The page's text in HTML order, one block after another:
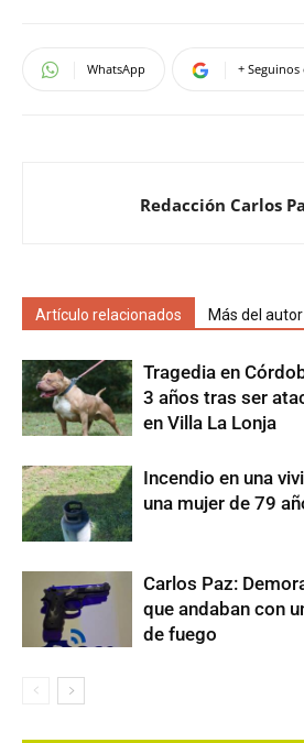
WhatsApp +
Redacción Carlos
Artículo relacionados Más del autor
Tragedia en
3 años tras ser
en Villa La Lonja
Incendio en una
una mujer de 79
Carlos Paz:
que andaban con
de fuego